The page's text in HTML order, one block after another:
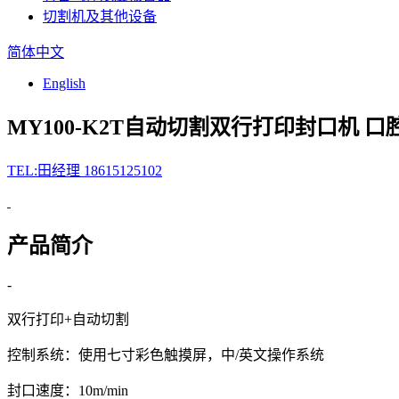
切割机及其他设备
简体中文
English
MY100-K2T自动切割双行打印封口机 口
TEL:田经理 18615125102
产品简介
-
双行打印+自动切割
控制系统：使用七寸彩色触摸屏，中/英文操作系统
封口速度：10m/min